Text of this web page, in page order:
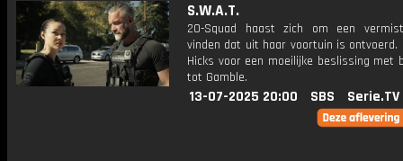
S.W.A.T.
20-Squad haast zich om een
vinden dat uit haar voortuin is ontvoerd.
Hicks voor een moeilijke beslissing met
tot Gamble.
13-07-2025 20:00 SBS Serie.TV